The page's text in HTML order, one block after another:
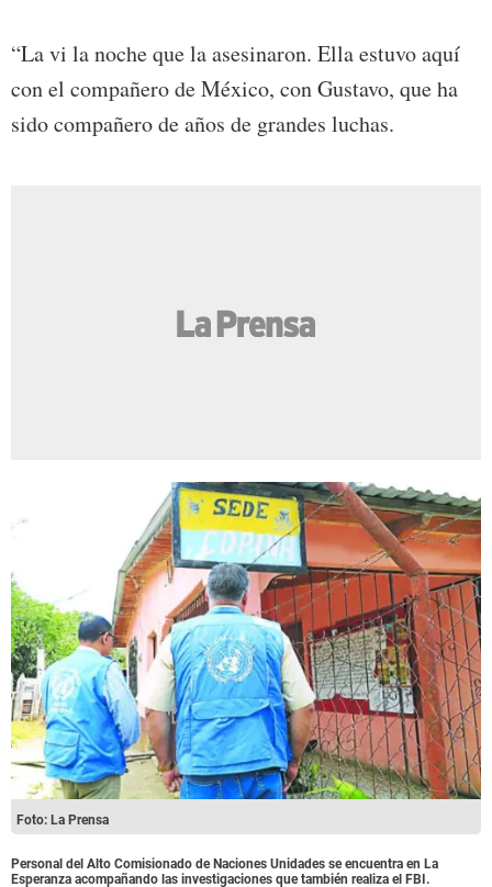
“La vi la noche que la asesinaron. Ella estuvo aquí
con el compañero de México, con Gustavo, que ha
sido compañero de años de grandes luchas.
Foto: La Prensa
Personal del Alto Comisionado de Naciones Unidades se encuentra en La
Esperanza acompañando las investigaciones que también realiza el FBI.